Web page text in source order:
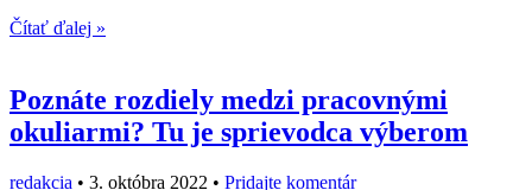
Čítať ďalej »
Poznáte rozdiely medzi pracovnými
okuliarmi? Tu je sprievodca výberom
redakcia • 3. októbra 2022 • Pridajte komentár